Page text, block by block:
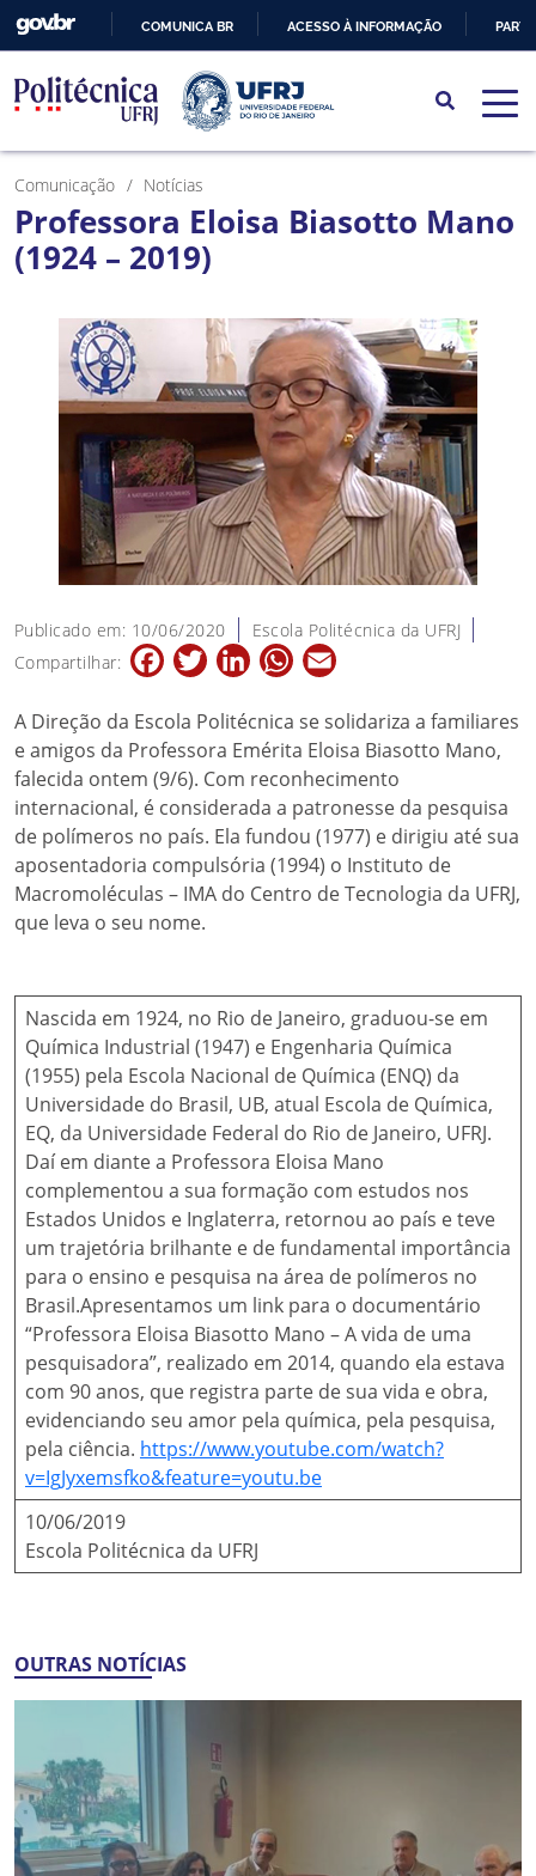
PARA
O
CONTEÚDO
COMUNICA BR ACESSO À INFORMAÇÃO
Comunicação Notícias
Professora Eloisa Biasotto Mano
(1924 – 2019)
Publicado em: 10/06/2020
Escola Politécnica da UFRJ
Compartilhar:
FacebookTwitterLinkedInWhatsApp
A Direção da Escola Politécnica se solidariza a familiares
e amigos da Professora Emérita Eloisa Biasotto Mano,
falecida ontem (9/6). Com reconhecimento
internacional, é considerada a patronesse da pesquisa
de polímeros no país. Ela fundou (1977) e dirigiu até sua
aposentadoria compulsória (1994) o Instituto de
Macromoléculas – IMA do Centro de Tecnologia da UFRJ,
que leva o seu nome.
Nascida em 1924, no Rio de Janeiro, graduou-se em
Química Industrial (1947) e Engenharia Química
(1955) pela Escola Nacional de Química (ENQ) da
Universidade do Brasil, UB, atual Escola de Química,
EQ, da Universidade Federal do Rio de Janeiro, UFRJ.
Daí em diante a Professora Eloisa Mano
complementou a sua formação com estudos nos
Estados Unidos e Inglaterra, retornou ao país e teve
um trajetória brilhante e de fundamental importância
para o ensino e pesquisa na área de polímeros no
Brasil.Apresentamos um link para o documentário
“Professora Eloisa Biasotto Mano – A vida de uma
pesquisadora”, realizado em 2014, quando ela estava
com 90 anos, que registra parte de sua vida e obra,
evidenciando seu amor pela química, pela pesquisa,
pela ciência. https://www.youtube.com/watch?
v=IgJyxemsfko&feature=youtu.be
10/06/2019
Escola Politécnica da UFRJ
OUTRAS NOTÍCIAS